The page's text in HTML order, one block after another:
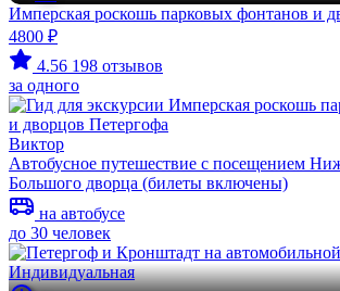
Имперская роскошь парковых фонтанов и
4800 ₽
4.56 198 отзывов
за одного
Виктор
Автобусное путешествие с посещением
Большого дворца (билеты включены)
на автобусе
до 30 человек
Индивидуальная